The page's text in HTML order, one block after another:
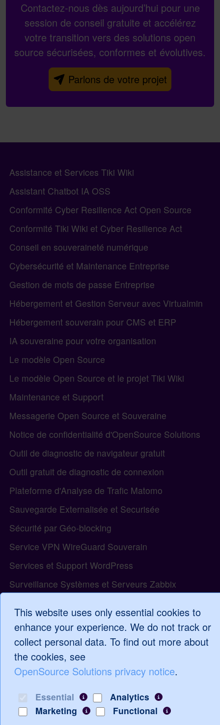
This website uses only essential cookies to
enhance your experience. We do not track or
collect personal data. To find out more about
the cookies, see
OpenSource Solutions privacy notice.
Essential
Analytics
Marketing
Functional
Contactez-nous dès aujourd’hui pour une
session de conseil gratuite et accélérez
votre transition vers des solutions open
source sécurisées, conformes et évolutives.
Parlons de votre projet
En-tête du bas de page
Assistance et Services Tiki Wiki
Assistant Chatbot IA OSS
Conformité Cyber Resilience Act Open Source
Conformité Tiki Wiki et Cyber Resilience Act
Conseil en souveraineté numérique
Cybersécurité et Maintenance Entreprise
Gestion de mots de passe Entreprise
Hébergement et Gestion Serveur avec Virtualmin
Hébergement souverain pour CMS et ERP
IA souveraine pour votre organisation
Le modèle Open Source
Le modèle Open Source et le projet Tiki Wiki
Maintenance et Support
Messagerie Open Source et Souveraine
Notice de confidentialité d'OpenSource Solutions
Outil de diagnostic de navigateur gratuit
Outil gratuit de diagnostic de connexion
Plateforme d'Analyse de Trafic Matomo
Sauvegarde Externalisée et Securisée
Sécurité par Géo-blocking
Service VPN WireGuard Souverain
Services et Support WordPress
Surveillance Systèmes et Serveurs Zabbix
Tutoriels vidéo Tiki Wiki
Visioconférence Privée Jitsi